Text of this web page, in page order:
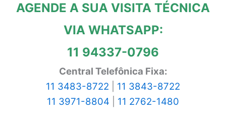
AGENDE A SUA VISITA TÉCNICA
VIA WHATSAPP:
11 94337-0796
Central Telefônica Fixa:
11 3483-8722
11 3843-8722
11 3971-8804
11 2762-1480